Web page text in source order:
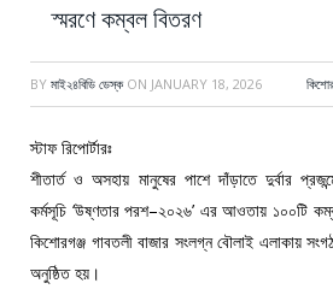
স্মরণে কম্বল বিতরণ
BY মাই২৪বিডি ডেস্ক ON JANUARY 18, 2026
স্টাফ রিপোর্টারঃ
শীতার্ত ও অসহায় মানুষের পাশে দাঁড়াতে দুর্বার
কর্মসূচি ‘উষ্ণতার পরশ–২০২৬’ এর আওতায় ১০০টি
কিশোরগঞ্জ গাবতলী বাজার সংলগ্ন বৌলাই এলাকায়
অনুষ্ঠিত হয়।